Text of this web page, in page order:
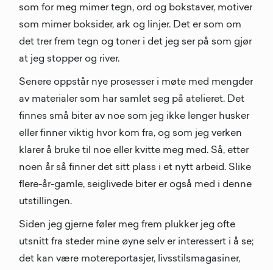
som for meg mimer tegn, ord og bokstaver, motiver
som mimer boksider, ark og linjer. Det er som om
det trer frem tegn og toner i det jeg ser på som gjør
at jeg stopper og river.
Senere oppstår nye prosesser i møte med mengder
av materialer som har samlet seg på atelieret. Det
finnes små biter av noe som jeg ikke lenger husker
eller finner viktig hvor kom fra, og som jeg verken
klarer å bruke til noe eller kvitte meg med. Så, etter
noen år så finner det sitt plass i et nytt arbeid. Slike
flere-år-gamle, seiglivede biter er også med i denne
utstillingen.
Siden jeg gjerne føler meg frem plukker jeg ofte
utsnitt fra steder mine øyne selv er interessert i å se;
det kan være motereportasjer, livsstilsmagasiner,